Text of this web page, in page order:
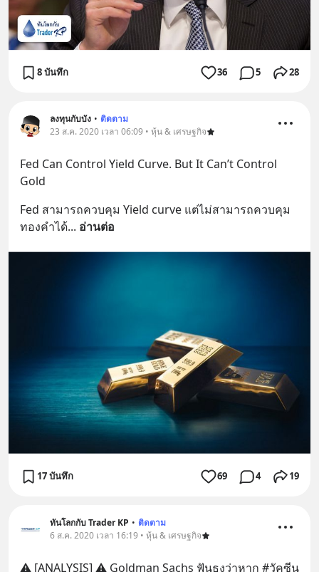
8 บันทึก 36 5 28
ลงทุนกับบัง • ติดตาม
23 ส.ค. 2020 เวลา 06:09 • หุ้น & เศรษฐกิจ
Fed Can Control Yield Curve. But It Can’t Control
Gold
Fed สามารถควบคุม Yield curve แต่ไม่สามารถควบคุม
ทองคำได้... อ่านต่อ
17 บันทึก 69 4 19
ทันโลกกับ Trader KP • ติดตาม
6 ส.ค. 2020 เวลา 16:19 • หุ้น & เศรษฐกิจ
⚠️ [ANALYSIS] ⚠️ Goldman Sachs ฟันธงว่าหาก #วัคซีน